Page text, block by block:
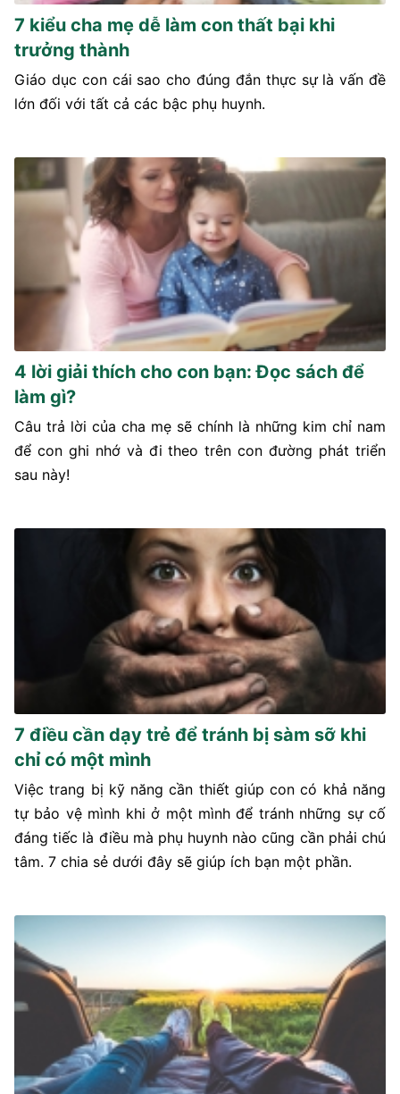
7 kiểu cha mẹ dễ làm con thất bại khi
trưởng thành
Giáo dục con cái sao cho đúng đắn thực sự là vấn đề
lớn đối với tất cả các bậc phụ huynh.
4 lời giải thích cho con bạn: Đọc sách để
làm gì?
Câu trả lời của cha mẹ sẽ chính là những kim chỉ nam
để con ghi nhớ và đi theo trên con đường phát triển
sau này!
7 điều cần dạy trẻ để tránh bị sàm sỡ khi
chỉ có một mình
Việc trang bị kỹ năng cần thiết giúp con có khả năng
tự bảo vệ mình khi ở một mình để tránh những sự cố
đáng tiếc là điều mà phụ huynh nào cũng cần phải chú
tâm. 7 chia sẻ dưới đây sẽ giúp ích bạn một phần.